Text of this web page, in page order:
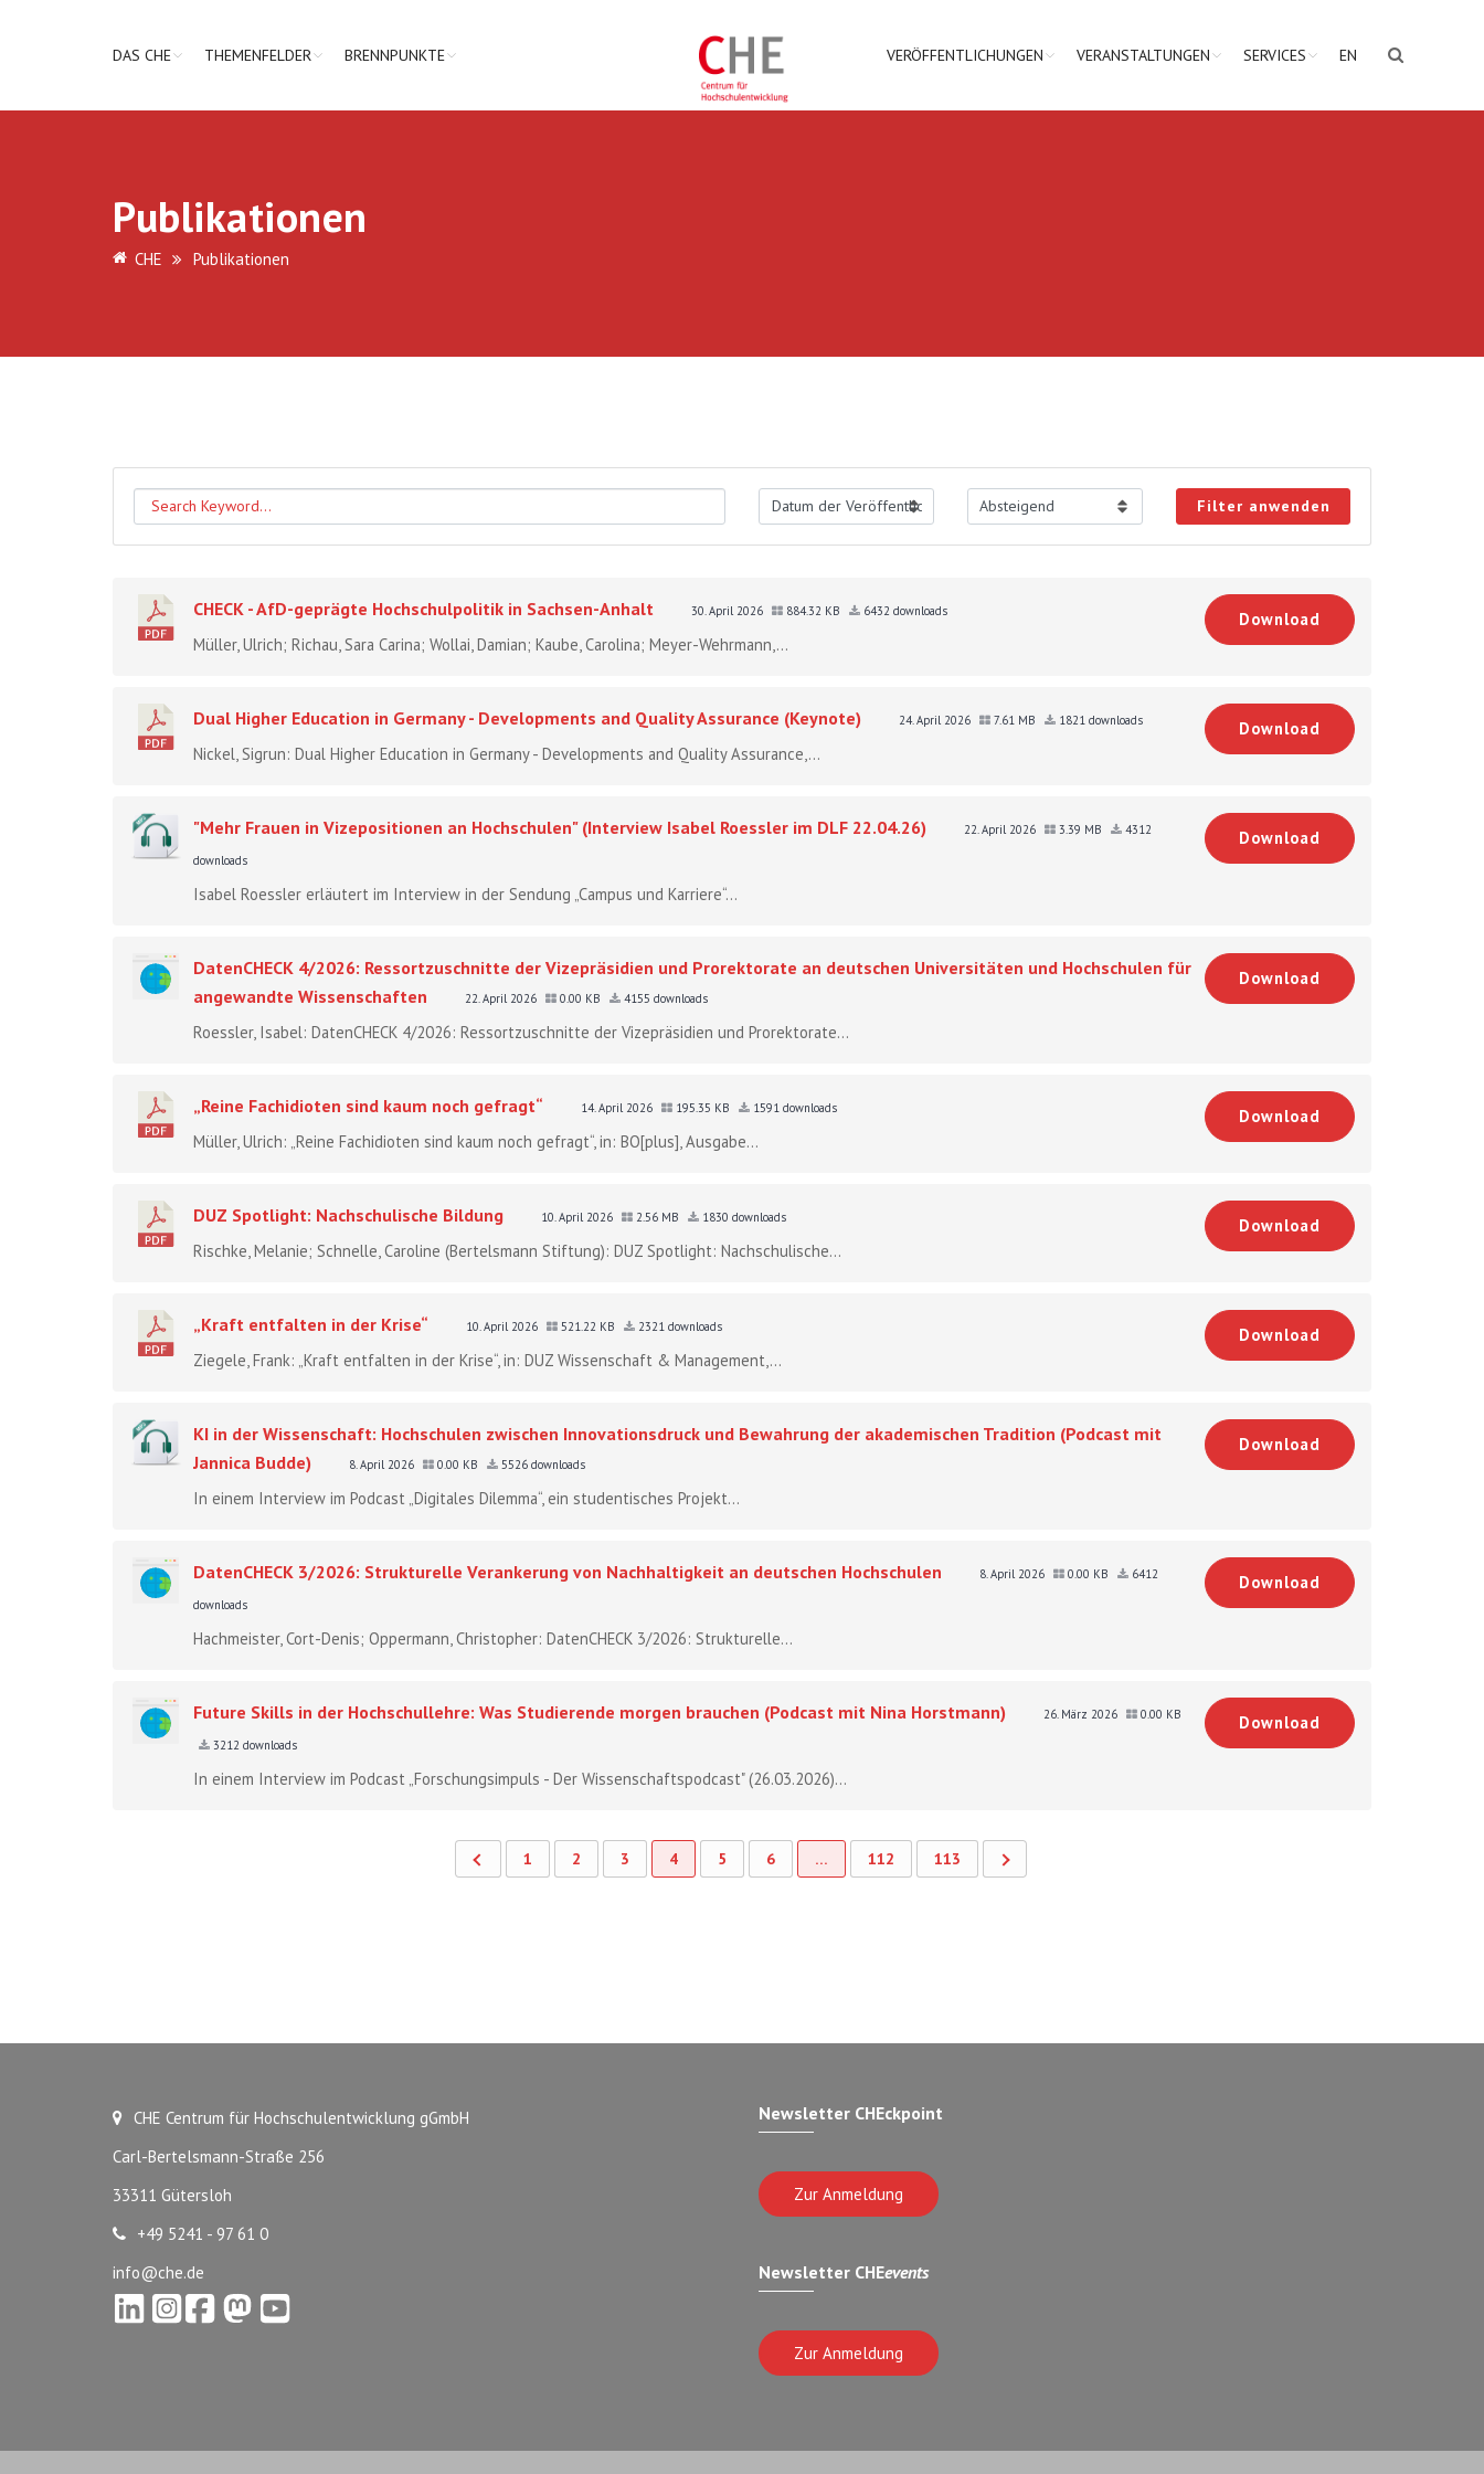
DAS CHE THEMENFELDER BRENNPUNKTE VERÖFFENTLICHUNGEN VERANSTALTUNGEN SERVICES EN
Publikationen
CHE Publikationen
Filter anwenden
CHECK - AfD-geprägte Hochschulpolitik in Sachsen-Anhalt 30. April 2026 884.32 KB 6432 downloads
Müller, Ulrich; Richau, Sara Carina; Wollai, Damian; Kaube, Carolina; Meyer-Wehrmann,...
Download
Dual Higher Education in Germany - Developments and Quality Assurance (Keynote) 24. April 2026 7.61 MB 1821 downloads
Nickel, Sigrun: Dual Higher Education in Germany - Developments and Quality Assurance,...
Download
"Mehr Frauen in Vizepositionen an Hochschulen" (Interview Isabel Roessler im DLF 22.04.26) 22. April 2026 3.39 MB
4312
downloads
Isabel Roessler erläutert im Interview in der Sendung „Campus und Karriere“...
Download
DatenCHECK 4/2026: Ressortzuschnitte der Vizepräsidien und Prorektorate an deutschen Universitäten und Hochschulen für
angewandte Wissenschaften
22. April 2026 0.00 KB 4155 downloads
Roessler, Isabel: DatenCHECK 4/2026: Ressortzuschnitte der Vizepräsidien und Prorektorate...
Download
„Reine Fachidioten sind kaum noch gefragt“ 14. April 2026 195.35 KB 1591 downloads
Müller, Ulrich: „Reine Fachidioten sind kaum noch gefragt“, in: BO[plus], Ausgabe...
Download
DUZ Spotlight: Nachschulische Bildung 10. April 2026 2.56 MB 1830 downloads
Rischke, Melanie; Schnelle, Caroline (Bertelsmann Stiftung): DUZ Spotlight: Nachschulische...
Download
„Kraft entfalten in der Krise“ 10. April 2026 521.22 KB 2321 downloads
Ziegele, Frank: „Kraft entfalten in der Krise“, in: DUZ Wissenschaft & Management,...
Download
KI in der Wissenschaft: Hochschulen zwischen Innovationsdruck und Bewahrung der akademischen Tradition (Podcast mit
Jannica Budde)
8. April 2026 0.00 KB 5526 downloads
In einem Interview im Podcast „Digitales Dilemma“, ein studentisches Projekt...
Download
DatenCHECK 3/2026: Strukturelle Verankerung von Nachhaltigkeit an deutschen Hochschulen 8. April 2026 0.00 KB
6412
downloads
Hachmeister, Cort-Denis; Oppermann, Christopher: DatenCHECK 3/2026: Strukturelle...
Download
Future Skills in der Hochschullehre: Was Studierende morgen brauchen (Podcast mit Nina Horstmann) 26. März 2026
0.00 KB
3212 downloads
In einem Interview im Podcast „Forschungsimpuls - Der Wissenschaftspodcast" (26.03.2026)...
Download
1 2 3 4 5 6 … 112 113
CHE Centrum für Hochschulentwicklung gGmbH
Carl-Bertelsmann-Straße 256
33311 Gütersloh
+49 5241 - 97 61 0
info@che.de
Newsletter CHEckpoint
Zur Anmeldung
Newsletter CHEevents
Zur Anmeldung